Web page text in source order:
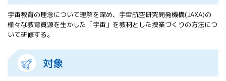
APRSAF宇宙
教育 for All
分科会 年次
APRSAFポス
宇宙教育の理念について理解を深め、宇宙航空研究開発機構(JAXA)の
様々な教育資源を生かした「宇宙」を教材とした授業づくりの方法につ
いて研修する。
対象